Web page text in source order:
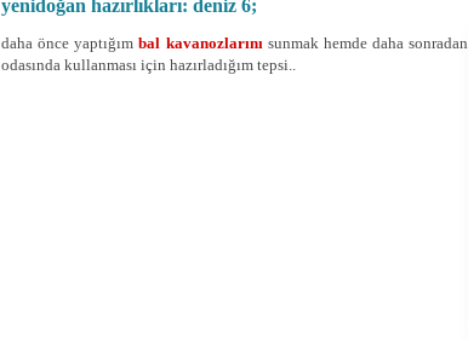
yenidoğan hazırlıkları: deniz 6;
daha önce yaptığımbal kavanozlarınısunmak hemde daha sonradan
odasında kullanması için hazırladığım tepsi..